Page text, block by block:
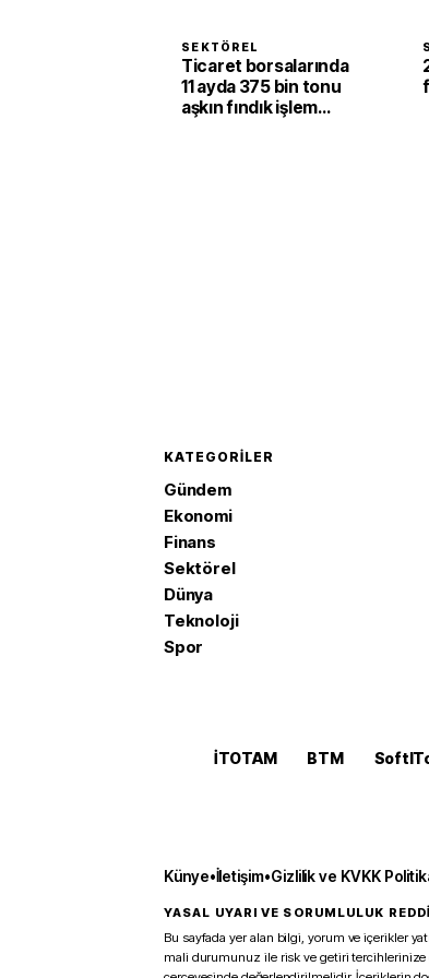
SEKTÖREL
Ticaret borsalarında
11 ayda 375 bin tonu
aşkın fındık işlem
KATEGORILER
Gündem
Ekonomi
Finans
Sektörel
Dünya
Teknoloji
Spor
İTOTAM BTM
Künye•İletişim•Gizlilik ve KVKK
YASAL UYARI VE SORUMLULUK REDDİ
Bu sayfada yer alan bilgi, yorum ve içerikler
mali durumunuz ile risk ve getiri tercihlerinize